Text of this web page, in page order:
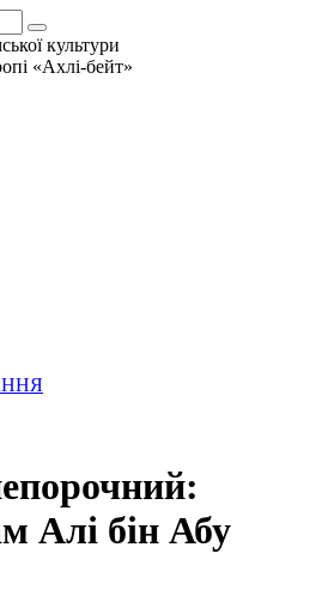
культури
«Ахлі-бейт»
Алі бін Абу